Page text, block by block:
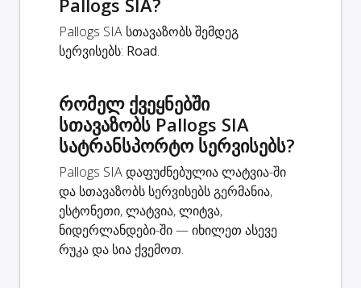
Pallogs SIA სთავაზობს შემდეგ
სერვისებს: Road.
რომელ ქვეყნებში
სთავაზობს Pallogs SIA
სატრანსპორტო სერვისებს?
Pallogs SIA დაფუძნებულია ლატვია-ში
და სთავაზობს სერვისებს გერმანია,
ესტონეთი, ლატვია, ლიტვა,
ნიდერლანდები-ში — იხილეთ ასევე
რუკა და სია ქვემოთ.